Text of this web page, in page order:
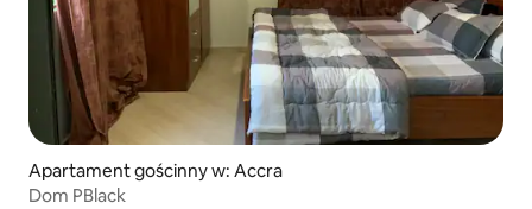
Apartament gościnny w: Accra
Dom PBlack